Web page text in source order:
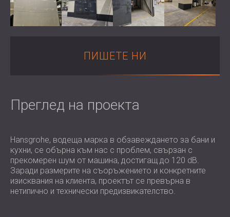
ХОТЕЛИ
ЗВУКОИЗОЛАЦИЯ И АКУСТИКА НА
РЕШЕНИЯ ЗА ТЪРГОВСКИ ПОМЕЩЕНИЯ
ЗВУКОИЗОЛАЦИЯ И АКУСТИКА НА
ШУМОИЗОЛАЦИЯ И АКУСТИКА ЗА
ЗДРАВНИЯ СЕКТОР
РЕШЕНИЯ ЗА АУДИОЛОГИЧНИЯ
СЕКТОР
ЗВУКОИЗОЛАЦИОННИ И АКУСТИЧНИ
РЕШЕНИЯ ЗА ЦЕНТРОВЕ ЗА ДАННИ
POLAND (PL)
FINLAND (FI)
SOUTH AFRICA (ZA)
ПИШЕТЕ НИ
Преглед на проекта
Hansgrohe, водеща марка в обзавеждането за бани и
кухни, се обърна към нас с проблем, свързан с
прекомерен шум от машина, достигащ до 120 dB.
Заради размерите на съоръжението и конкретните
изисквания на клиента, проектът се превърна в
нетипично и технически предизвикателство.